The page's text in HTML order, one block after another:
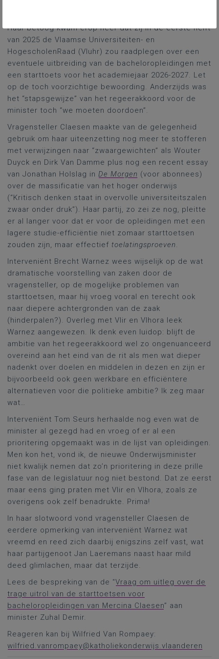
Haar betoog kwam erop neer dat zij in de eerste helft
van 2025 de Vlaamse Universiteiten- en
HogescholenRaad (Vluhr) zou raadplegen over een
eventuele uitbreiding van de bacheloropleidingen met
een starttoets voor het academiejaar 2026-2027. Let
op de toch voorzichtige bewoording. Anderzijds was
het “stapsgewijze” van het regeerakkoord voor de
minister toch “we moeten doordoen”.
Vragensteller Claesen maakte van de gelegenheid
gebruik om haar uiteenzetting nog meer te stofferen
met verwijzingen naar “zwaargewichten” als Wouter
Duyck en Dirk Van Damme plus nog een recent essay
van Jonathan Holslag in De Morgen (voor abonnees)
over de massificatie van het hoger onderwijs
(“Kritisch denken staat in overvolle universiteitszalen
zwaar onder druk”). Haar partij, zo zei ze nog, pleitte
er al langer voor dat er voor de opleidingen met een
lagere studie-efficiëntie niet zomaar starttoetsen
zouden zijn, maar effectief toelatingsproeven.
Interveniënt Brecht Warnez wees wijselijk op de wat
dramatische voorstelling van zaken door de
vragensteller, op de mogelijke problemen van
starttoetsen, maar hij vroeg vooral en terecht ook
naar diepere achtergronden van de zaak
(hinderpalen?). Overleg met Vlir en Vlhora leek
Warnez aangewezen. Ik denk even luidop: blijft de
ambitie van het regeerakkoord wel zo ongenuanceerd
overeind aan het eind van de rit als men wat dieper
nadenkt over doelen en middelen in dezen en zijn er
bijvoorbeeld ook geen werkbare en efficiëntere
alternatieven voor die politieke ambitie? Ik zeg maar
wat…
Interveniënt Tom Seurs herhaalde nog even wat de
minister al gezegd had en vroeg of er al een
prioritering opgemaakt was in de lijst van opleidingen.
Men kon het, vond ik, de nieuwe Onderwijsminister
niet kwalijk nemen dat zo’n prioritering in deze prille
fase van de legislatuur nog niet bestond. Dat ze eerst
maar eens ging praten met Vlir en Vlhora, zoals ze
overigens ook zelf benadrukte. Prima!
In haar slotwoord vond vragensteller Claesen de
eerdere opmerking van interveniënt Warnez wat
vreemd en reed zich daarbij enigszins zelf vast, wat
haar partijgenoot Jan Laeremans naast haar mild
deed glimlachen, maar dat terzijde.
Lees de bespreking van de “Vraag om uitleg over de
trage uitrol van de starttoetsen voor
bacheloropleidingen van Mercina Claesen” aan
minister Zuhal Demir.
Reageren kan bij Wilfried Van Rompaey:
wilfried.vanrompaey@katholiekonderwijs.vlaanderen